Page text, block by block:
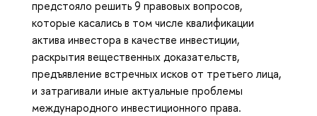
предстояло решить 9 правовых вопросов,
которые касались в том числе квалификации
актива инвестора в качестве инвестиции,
раскрытия вещественных доказательств,
предъявление встречных исков от третьего лица,
и затрагивали иные актуальные проблемы
международного инвестиционного права.